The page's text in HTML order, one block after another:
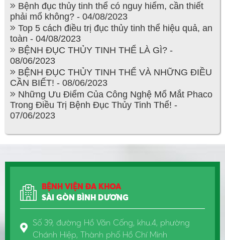
Bệnh đục thủy tinh thể có nguy hiểm, cần thiết
phải mổ không? - 04/08/2023
Top 5 cách điều trị đục thủy tinh thể hiệu quả, an
toàn - 04/08/2023
BỆNH ĐỤC THỦY TINH THỂ LÀ GÌ? -
08/06/2023
BỆNH ĐỤC THỦY TINH THỂ VÀ NHỮNG ĐIỀU
CẦN BIẾT! - 08/06/2023
Những Ưu Điểm Của Công Nghệ Mổ Mắt Phaco
Trong Điều Trị Bệnh Đục Thủy Tinh Thể! -
07/06/2023
BỆNH VIỆN ĐA KHOA
SÀI GÒN BÌNH DƯƠNG
Số 39, đường Hồ Văn Cống, khu.4, phường
Chánh Hiệp, Thành phố Hồ Chí Minh